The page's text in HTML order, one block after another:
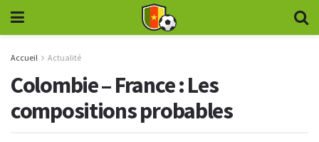
Accueil Actualité
Colombie – France : Les
compositions probables